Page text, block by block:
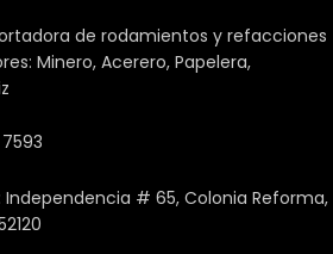
de rodamientos y refacciones
Minero, Acerero, Papelera,
Independencia # 65, Colonia Reforma,